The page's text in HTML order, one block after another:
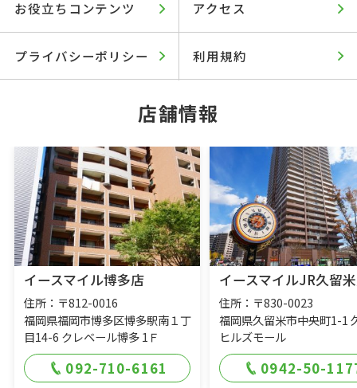
お役立ちコンテンツ アクセス
プライバシーポリシー 利用規約
店舗情報
イースマイル博多店
住所：〒812-0016
福岡県福岡市博多区博多駅南１丁
目14-6 クレベール博多 1Ｆ
092-710-6161
イースマイルJR久留
住所：〒830-0023
福岡県久留米市中央町1-1
ヒルズモール
0942-50-